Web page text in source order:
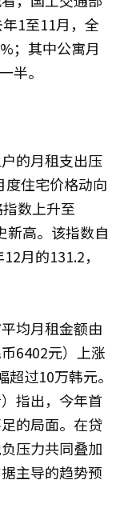
1至11月，全
；其中公寓月
半。
的月租支出压
度住宅价格动向
数上升至
新高。该指数自
月的131.2，
均月租金额由
6402元）上涨
过10万韩元。
指出，今年首
的局面。在贷
压力共同叠加
主导的趋势预